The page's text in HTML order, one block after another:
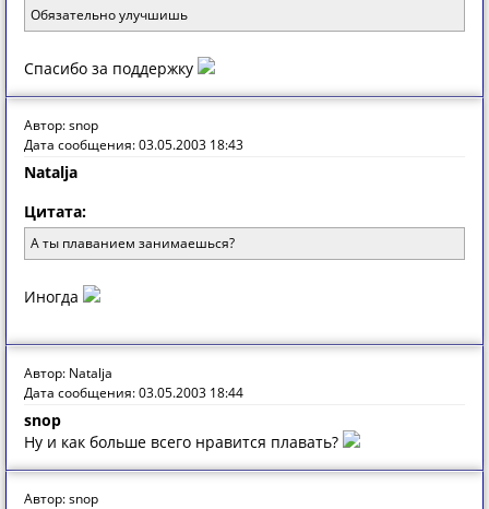
Обязательно улучшишь
Спасибо за поддержку
Автор: snop
Дата сообщения: 03.05.2003 18:43
Natalja
Цитата:
А ты плаванием занимаешься?
Иногда
Автор: Natalja
Дата сообщения: 03.05.2003 18:44
snop
Ну и как больше всего нравится плавать?
Автор: snop